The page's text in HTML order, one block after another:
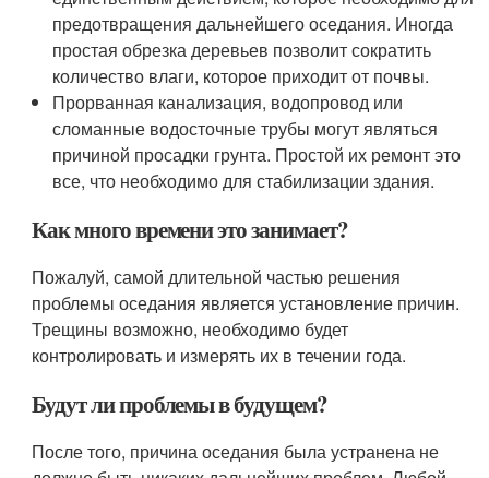
предотвращения дальнейшего оседания. Иногда
простая обрезка деревьев позволит сократить
количество влаги, которое приходит от почвы.
Прорванная канализация, водопровод или
сломанные водосточные трубы могут являться
причиной просадки грунта. Простой их ремонт это
все, что необходимо для стабилизации здания.
Как много времени это занимает?
Пожалуй, самой длительной частью решения
проблемы оседания является установление причин.
Трещины возможно, необходимо будет
контролировать и измерять их в течении года.
Будут ли проблемы в будущем?
После того, причина оседания была устранена не